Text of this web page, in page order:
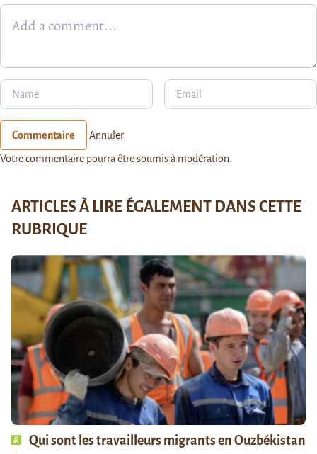
Commentaire Annuler
Votre commentaire pourra être soumis à modération.
ARTICLES À LIRE ÉGALEMENT DANS CETTE
RUBRIQUE
Qui sont les travailleurs migrants en Ouzbékistan